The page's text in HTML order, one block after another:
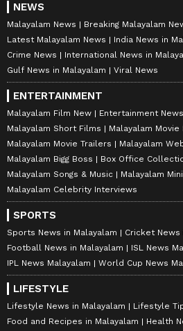
NEWS
Malayalam News
Breaking Malayalam
Latest Malayalam News
India News in
Crime News
International News in
Gulf News in Malayalam
Viral News
ENTERTAINMENT
Malayalam Film New
Entertainment
Malayalam Short Films
Malayalam Movie
Malayalam Movie Trailers
Malayalam
Malayalam Bigg Boss
Box Office
Malayalam Songs & Music
Malayalam
Malayalam Celebrity Interviews
SPORTS
Sports News in Malayalam
Cricket News
Football News in Malayalam
ISL News
IPL News Malayalam
World Cup News
LIFESTYLE
Lifestyle News in Malayalam
Lifestyle
Food and Recipes in Malayalam
Health